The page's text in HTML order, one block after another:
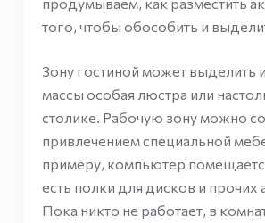
того, чтобы обособить и
Зону гостиной может выделить
массы особая люстра или
столике. Рабочую зону можно
привлечением специальной
примеру, компьютер
есть полки для дисков и прочих
Пока никто не работает, в